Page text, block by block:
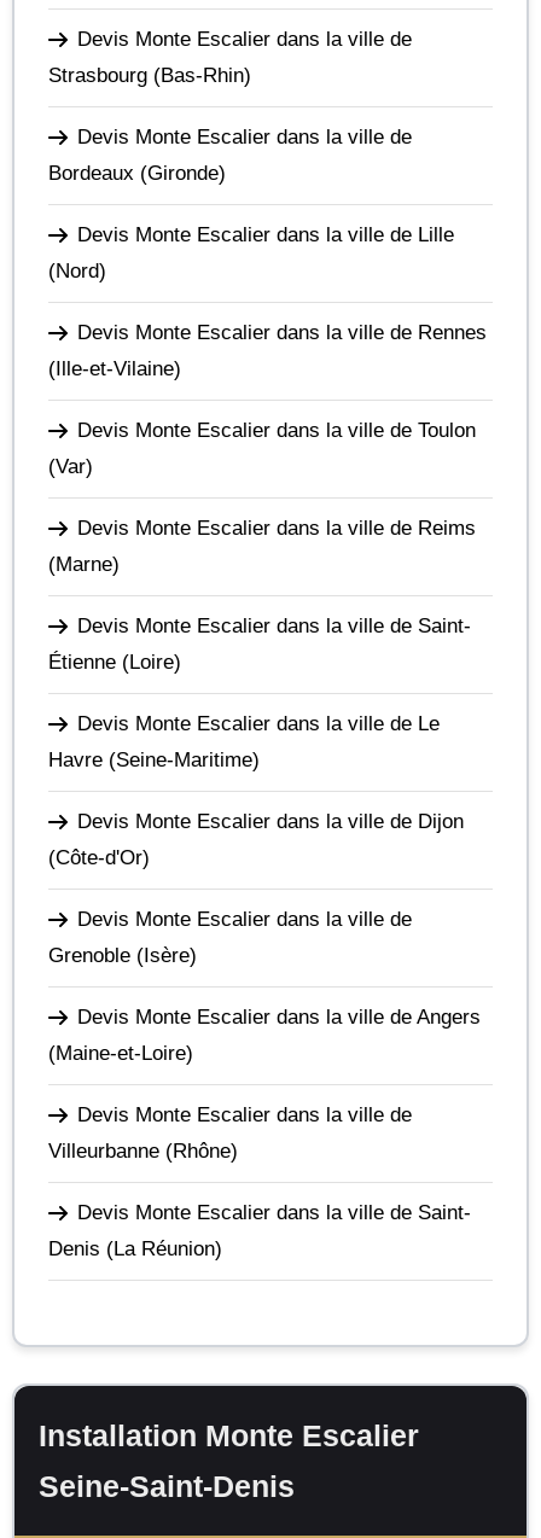
Devis Monte Escalier dans la ville de
Strasbourg (Bas-Rhin)
Devis Monte Escalier dans la ville de
Bordeaux (Gironde)
Devis Monte Escalier dans la ville de Lille
(Nord)
Devis Monte Escalier dans la ville de Rennes
(Ille-et-Vilaine)
Devis Monte Escalier dans la ville de Toulon
(Var)
Devis Monte Escalier dans la ville de Reims
(Marne)
Devis Monte Escalier dans la ville de Saint-
Étienne (Loire)
Devis Monte Escalier dans la ville de Le
Havre (Seine-Maritime)
Devis Monte Escalier dans la ville de Dijon
(Côte-d'Or)
Devis Monte Escalier dans la ville de
Grenoble (Isère)
Devis Monte Escalier dans la ville de Angers
(Maine-et-Loire)
Devis Monte Escalier dans la ville de
Villeurbanne (Rhône)
Devis Monte Escalier dans la ville de Saint-
Denis (La Réunion)
Installation Monte Escalier
Seine-Saint-Denis